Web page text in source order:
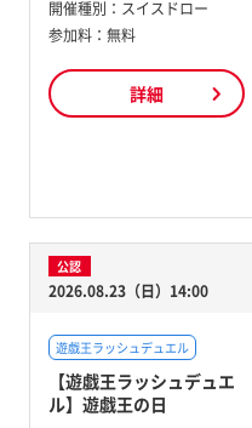
開催種別： スイスドロー
参加料： 無料
詳細
公認
2026.08.23（日）14:00
遊戯王ラッシュデュエル
【遊戯王ラッシュデュエ
ル】遊戯王の日